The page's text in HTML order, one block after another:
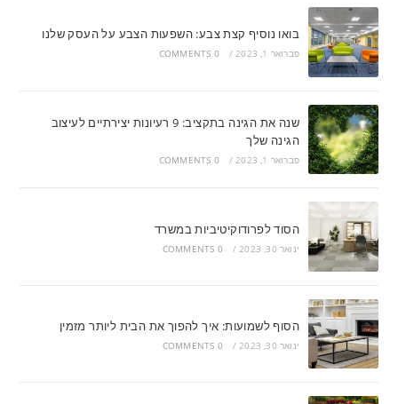
בואו נוסיף קצת צבע: השפעות הצבע על העסק שלנו
פברואר 1, 2023 /
0 COMMENTS
שנה את הגינה בתקציב: 9 רעיונות יצירתיים לעיצוב
הגינה שלך
פברואר 1, 2023 /
0 COMMENTS
הסוד לפרודוקיטיביות במשרד
ינואר 30, 2023 /
0 COMMENTS
הסוף לשמועות: איך להפוך את הבית ליותר מזמין
ינואר 30, 2023 /
0 COMMENTS